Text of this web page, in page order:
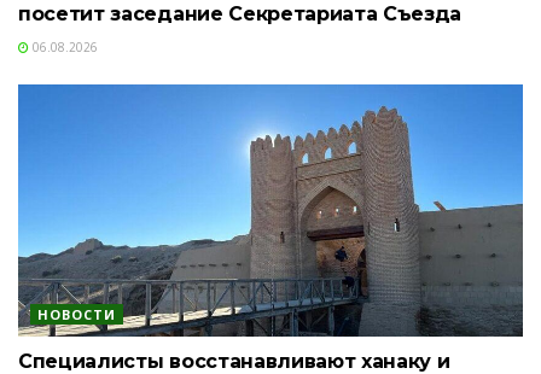
посетит заседание Секретариата Съезда
06.08.2026
НОВОСТИ
Специалисты восстанавливают ханаку и